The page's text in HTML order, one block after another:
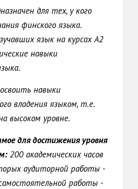
для тех, у кого
финского языка.
язык на курсах А2
навыки
навыки
владения языком, т.е.
высоком уровне.
для достижения уровня
:200 академических часов
аудиторной работы -
работы -